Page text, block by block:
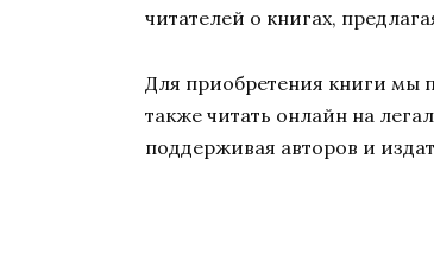
читателей о книгах,
Для приобретения книги мы
также читать онлайн на
поддерживая авторов и